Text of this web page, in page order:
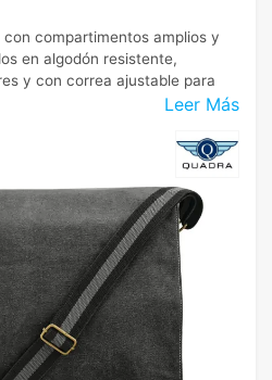
Leer Más
compartimentos amplios y
en algodón resistente,
y con correa ajustable para